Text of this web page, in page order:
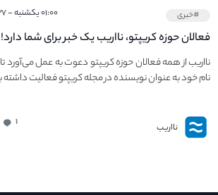
#خبری ۰۱:۰۰ یکشنبه - ۱۴۰۲/۱/۲۷
فعالان حوزه کریپتو، نااریب یک خبر برای شما
دعوت به فعالیت در مجله کریپتو
نااریب از همه فعالان حوزه کریپتو دعوت به عمل می‌آورد تا
نام خود به عنوان نویسنده در مجله کریپتو فعالیت داشته
نااریب ۱